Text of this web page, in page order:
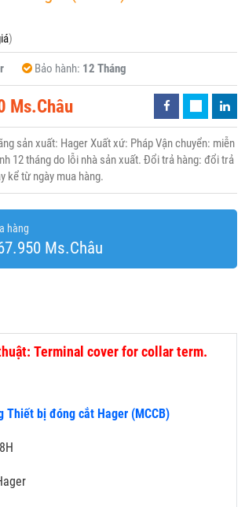
)
Bảo hành: 12 Tháng
Ms.Châu
sản xuất: Hager Xuất xứ: Pháp Vận chuyển: miễn
12 tháng do lỗi nhà sản xuất. Đổi trả hàng: đổi trả
kể từ ngày mua hàng.
hàng
Ms.Châu
Terminal cover for collar term.
Thiết bị đóng cắt Hager (MCCB)